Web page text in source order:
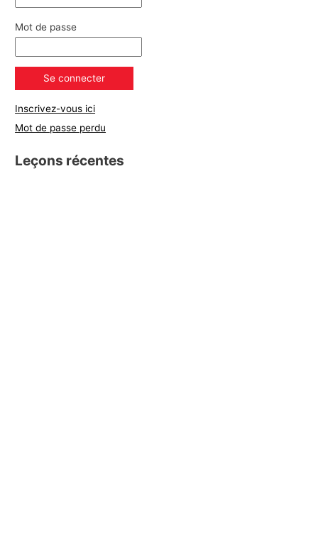
Mot de passe
Inscrivez-vous ici
Mot de passe perdu
Leçons récentes